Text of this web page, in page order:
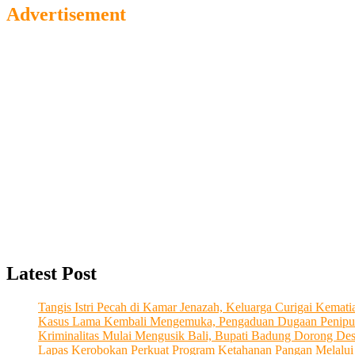
Advertisement
Latest Post
Tangis Istri Pecah di Kamar Jenazah, Keluarga Curigai
Kasus Lama Kembali Mengemuka, Pengaduan Dugaan
Kriminalitas Mulai Mengusik Bali, Bupati Badung Dorong
Lapas Kerobokan Perkuat Program Ketahanan Pangan